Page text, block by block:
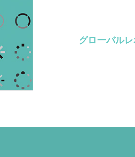
グローバル